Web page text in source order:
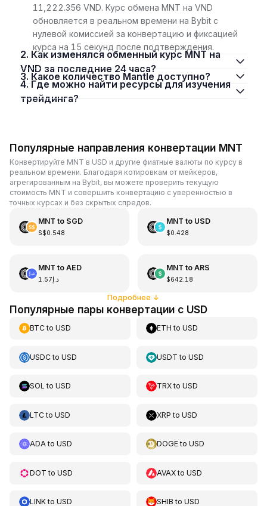
11,222.356 VND. Курс обмена MNT на VND
обновляется в реальном времени на Bybit с
нулевой комиссией за конвертацию и фиксацией
курса на 15 секунд после подтверждения.
2. Как изменялся обменный курс MNT на
VND за последние 24 часа?
3. Какое количество Mantle доступно?
4. Где можно найти ресурсы для изучения
трейдинга?
Популярные направления конвертации MNT
Конвертируйте MNT в USD и другие фиатные валюты по курсу в
реальном времени. Благодаря котировкам от мейкеров,
агрегированным на Bybit, вы можете проверить текущую
стоимость MNT и совершить конвертацию с уверенностью в
точных курсах и без скрытых спредов.
MNT to SGD
S$0.548
MNT to USD
$0.428
MNT to AED
د.إ1.57
MNT to ARS
$642.18
Подробнее ↓
Популярные пары конвертации с USD
BTCto USD ETH toUSD
USDCto USD USDT toUSD
SOL to USD TRXtoUSD
LTCto USD XRP toUSD
ADAto USD DOGEtoUSD
DOT to USD AVAXtoUSD
LINKto USD SHIB toUSD